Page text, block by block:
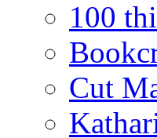
100
Cut